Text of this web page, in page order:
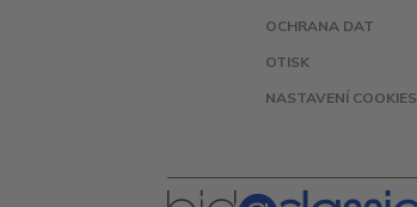
OCHRANA DAT
OTISK
NASTAVENÍ COOKIES